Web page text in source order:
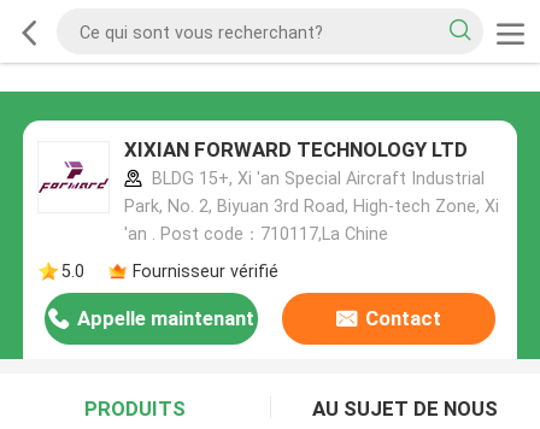
XIXIAN FORWARD TECHNOLOGY LTD
BLDG 15+, Xi 'an Special Aircraft Industrial
Park, No. 2, Biyuan 3rd Road, High-tech Zone, Xi
'an . Post code：710117,La Chine
5.0
Fournisseur vérifié
Appelle maintenant Contact
PRODUITS AU SUJET DE NOUS